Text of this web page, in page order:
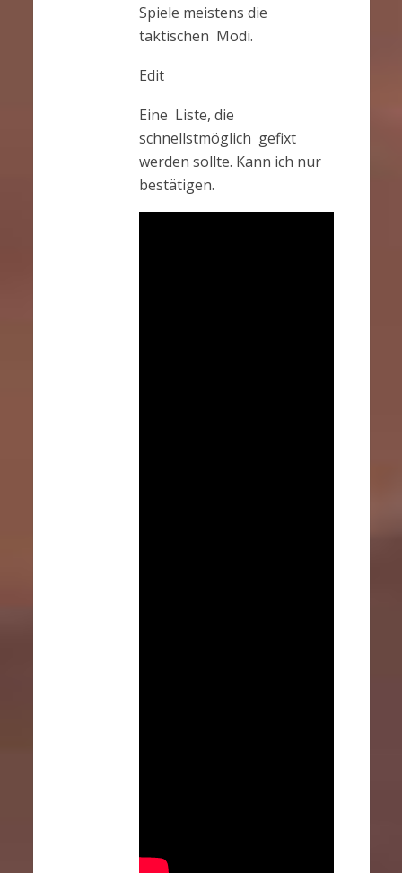
Spiele meistens die
taktischen Modi.
Edit
Eine Liste, die
schnellstmöglich gefixt
werden sollte. Kann ich nur
bestätigen.